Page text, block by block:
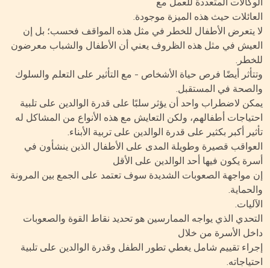
حيث هذه الميزة موجودة.
يتعرض الأطفال للخطر في مثل هذه المواقف فحسب؛ بل إن
في مثل هذه الظروف يعني أن الأطفال والشباب معرضون
أيضًا فرص حياة الأشخاص - مع التأثير على التعلم والسلوك
في المستقبل.
لاضطراب واحد أن يؤثر سلبًا على قدرة الوالدين على تلبية
أطفالهم، ولكن التعايش مع هذه الأنواع من المشاكل له
أكبر بكثير على قدرة الوالدين على تربية الأبناء.
قصيرة وطويلة المدى على الأطفال الذين ينشأون في
يكون فيها أحد الوالدين على الأقل
مواجهة الصعوبات الشديدة سوف تعتمد على الجمع بين المرونة
الذي يواجه الممارسين هو تحديد نقاط القوة والصعوبات
الأسرة من خلال
تقييم شامل يغطي تطور الطفل وقدرة الوالدين على تلبية